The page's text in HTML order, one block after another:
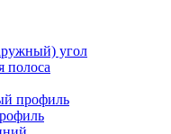
угол
полоса
профиль